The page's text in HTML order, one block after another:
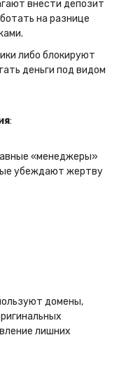
внести депозит
на разнице
либо блокируют
деньги под видом
:
«менеджеры»
убеждают жертву
домены,
лишних